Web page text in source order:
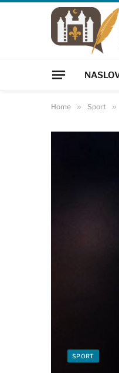
Home » Sport »
SPORT